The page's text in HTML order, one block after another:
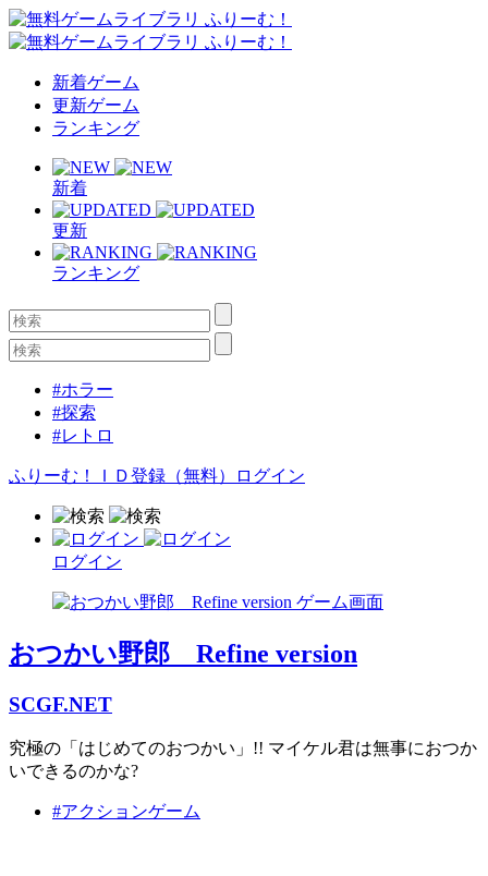
新着ゲーム
更新ゲーム
ランキング
新着
更新
ランキング
#ホラー
#探索
#レトロ
ふりーむ！ＩＤ登録（無料） ログイン
ログイン
おつかい野郎 Refine version
SCGF.NET
究極の「はじめてのおつかい」!! マイケル君は無事におつか
いできるのかな?
#アクションゲーム